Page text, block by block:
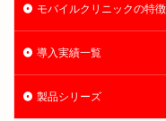
モバイルクリニックの特徴
導入実績一覧
製品シリーズ